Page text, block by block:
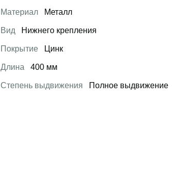
Материал Металл
Вид Нижнего крепления
Покрытие Цинк
Длина 400 мм
Степень выдвижения Полное выдвижение